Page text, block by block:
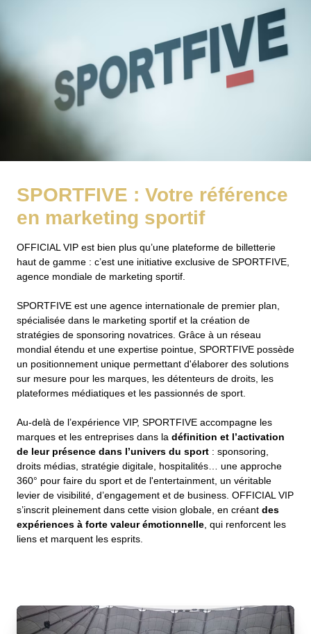
SPORTFIVE : Votre référence
en marketing sportif
OFFICIAL VIP est bien plus qu’une plateforme de billetterie
haut de gamme : c’est une initiative exclusive de SPORTFIVE,
agence mondiale de marketing sportif.
SPORTFIVE est une agence internationale de premier plan,
spécialisée dans le marketing sportif et la création de
stratégies de sponsoring novatrices. Grâce à un réseau
mondial étendu et une expertise pointue, SPORTFIVE possède
un positionnement unique permettant d'élaborer des solutions
sur mesure pour les marques, les détenteurs de droits, les
plateformes médiatiques et les passionnés de sport.
Au-delà de l’expérience VIP, SPORTFIVE accompagne les
marques et les entreprises dans la définition et l’activation
de leur présence dans l’univers du sport : sponsoring,
droits médias, stratégie digitale, hospitalités… une approche
360° pour faire du sport et de l'entertainment, un véritable
levier de visibilité, d’engagement et de business. OFFICIAL VIP
s’inscrit pleinement dans cette vision globale, en créant des
expériences à forte valeur émotionnelle, qui renforcent les
liens et marquent les esprits.